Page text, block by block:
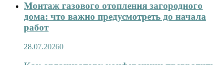
Монтаж газового отопления загородного
дома: что важно предусмотреть до начала
работ
28.07.20260